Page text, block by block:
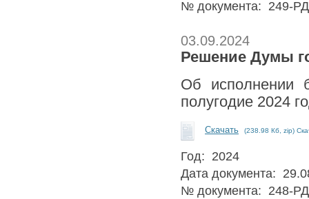
№ документа: 249-РД
03.09.2024
Решение Думы
Об исполнении
полугодие 2024
Скачать (238.98 Кб, zip)
Год: 2024
Дата документа:
№ документа: 248-РД